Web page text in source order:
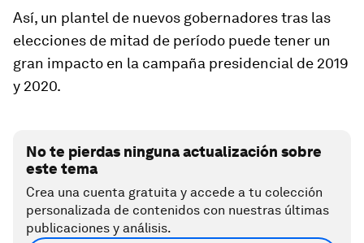
Así, un plantel de nuevos gobernadores tras las
elecciones de mitad de período puede tener un
gran impacto en la campaña presidencial de 2019
y 2020.
No te pierdas ninguna actualización sobre
este tema
Crea una cuenta gratuita y accede a tu colección
personalizada de contenidos con nuestras últimas
publicaciones y análisis.